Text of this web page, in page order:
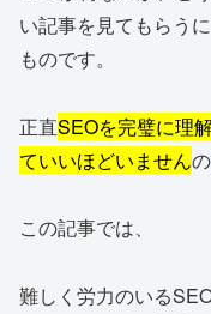
い記事を見てもらう
ものです。
正直SEOを完璧に理
ていいほどいません
この記事では、
難しく労力のいる